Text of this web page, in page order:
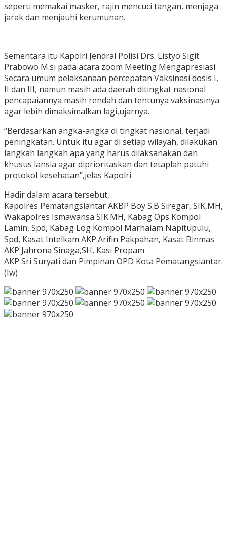
seperti memakai masker, rajin mencuci tangan, menjaga
jarak dan menjauhi kerumunan.
Sementara itu Kapolri Jendral Polisi Drs. Listyo Sigit
Prabowo M.si pada acara zoom Meeting Mengapresiasi
Secara umum pelaksanaan percepatan Vaksinasi dosis I,
II dan III, namun masih ada daerah ditingkat nasional
pencapaiannya masih rendah dan tentunya vaksinasinya
agar lebih dimaksimalkan lagi,ujarnya.
“Berdasarkan angka-angka di tingkat nasional, terjadi
peningkatan. Untuk itu agar di setiap wilayah, dilakukan
langkah langkah apa yang harus dilaksanakan dan
khusus lansia agar diprioritaskan dan tetaplah patuhi
protokol kesehatan”,jelas Kapolri
Hadir dalam acara tersebut,
Kapolres Pematangsiantar AKBP Boy S.B Siregar, SIK,MH,
Wakapolres Ismawansa SIK.MH, Kabag Ops Kompol
Lamin, Spd, Kabag Log Kompol Marhalam Napitupulu,
Spd, Kasat Intelkam AKP.Arifin Pakpahan, Kasat Binmas
AKP Jahrona Sinaga,SH, Kasi Propam
AKP Sri Suryati dan Pimpinan OPD Kota Pematangsiantar.
(Iw)